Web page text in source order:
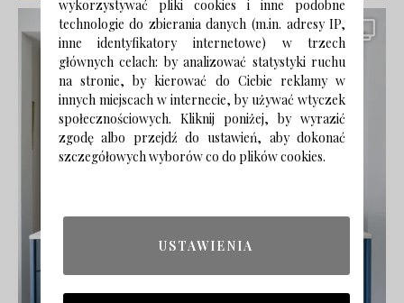
wykorzystywać pliki cookies i inne podobne
technologie do zbierania danych (m.in. adresy IP,
inne identyfikatory internetowe) w trzech
głównych celach: by analizować statystyki ruchu
na stronie, by kierować do Ciebie reklamy w
innych miejscach w internecie, by używać wtyczek
społecznościowych. Kliknij poniżej, by wyrazić
zgodę albo przejdź do ustawień, aby dokonać
szczegółowych wyborów co do plików cookies.
USTAWIENIA